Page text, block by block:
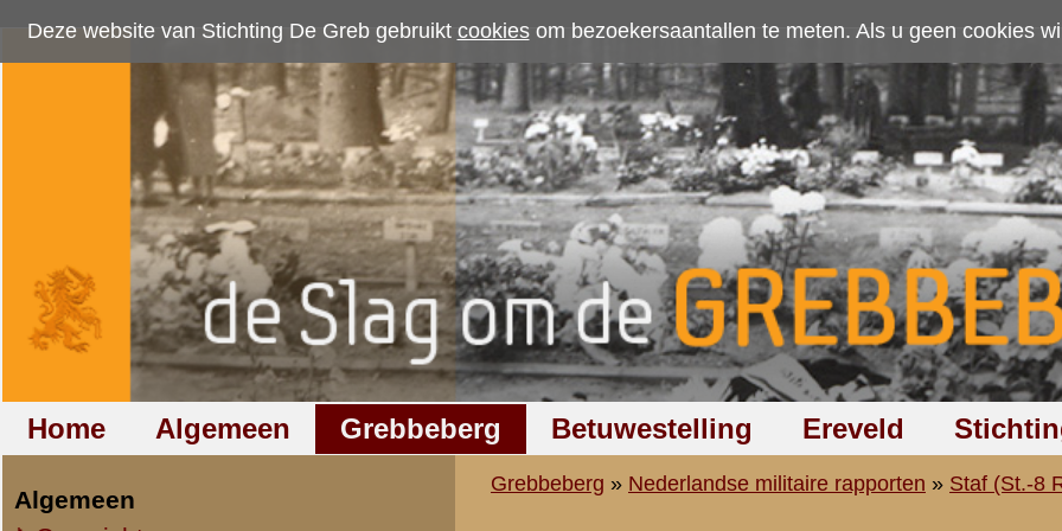
Deze website van Stichting De Greb gebruikt cookies om bezoekersaantallen te meten. Als u geen cookies wilt toestaan kunt u hier klikken Accepteer cookies
Home Algemeen Grebbeberg Betuwestelling Ereveld Stichting Discussiegroep Zoeken
Algemeen
Overzicht op naam
IIe Legerkorps
Stafkwartier IIe Legerkorps
IVe Divisie
Grebbeberg »Nederlandse militaire rapporten»Staf (St.-8 R.A.)» Staf 8 R.A. (St.-8 R.A.)
Gevechtsbericht 13 mei 1940 van luitenant-kolonel J.M. de Kruijff
8e Regiment Artillerie
----------------------------------------